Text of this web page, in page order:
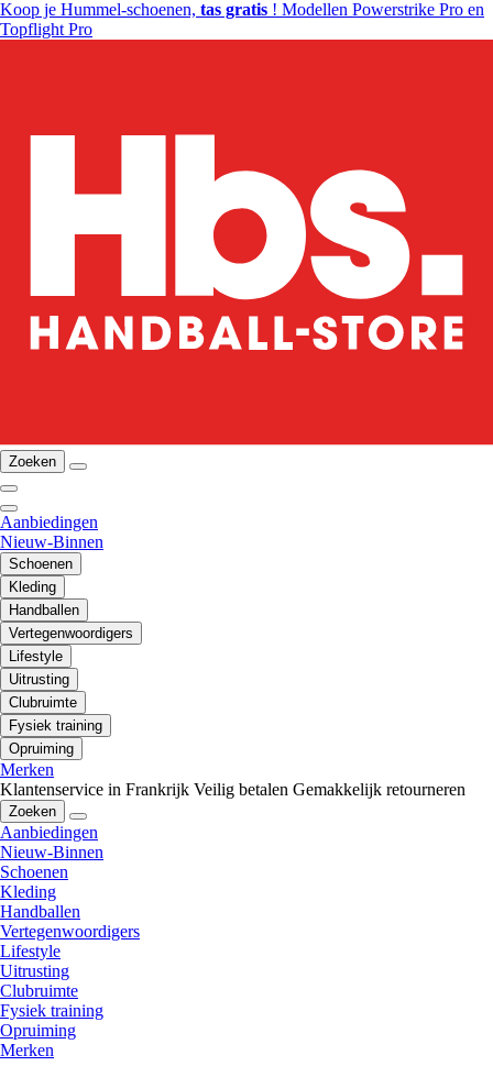
Koop je Hummel-schoenen, tas gratis ! Modellen Powerstrike Pro en
Topflight Pro
Zoeken
Aanbiedingen
Nieuw-Binnen
Schoenen
Kleding
Handballen
Vertegenwoordigers
Lifestyle
Uitrusting
Clubruimte
Fysiek training
Opruiming
Merken
Klantenservice in Frankrijk Veilig betalen Gemakkelijk retourneren
Zoeken
Aanbiedingen
Nieuw-Binnen
Schoenen
Kleding
Handballen
Vertegenwoordigers
Lifestyle
Uitrusting
Clubruimte
Fysiek training
Opruiming
Merken